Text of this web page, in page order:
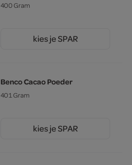
400 Gram
kies je SPAR
Benco Cacao Poeder
401 Gram
kies je SPAR